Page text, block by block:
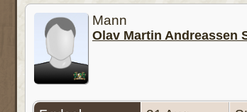
Mann
Olav Martin Andreassen